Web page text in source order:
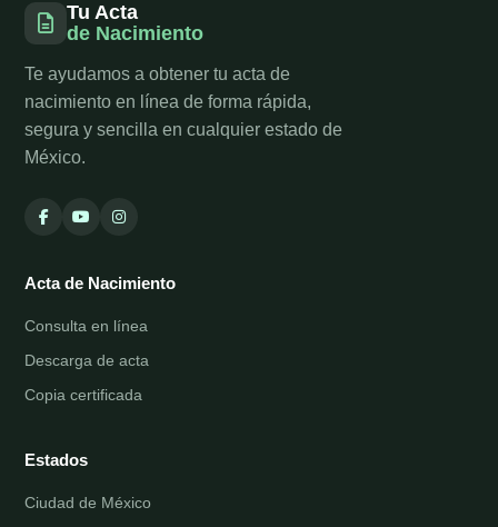
Tu Acta
de Nacimiento
Te ayudamos a obtener tu acta de
nacimiento en línea de forma rápida,
segura y sencilla en cualquier estado de
México.
Acta de Nacimiento
Consulta en línea
Descarga de acta
Copia certificada
Estados
Ciudad de México